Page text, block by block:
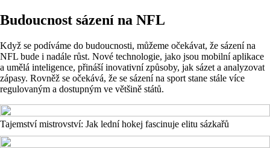
Budoucnost sázení na NFL
Když se podíváme do budoucnosti, můžeme očekávat, že sázení na
NFL bude i nadále růst. Nové technologie, jako jsou mobilní aplikace
a umělá inteligence, přináší inovativní způsoby, jak sázet a analyzovat
zápasy. Rovněž se očekává, že se sázení na sport stane stále více
regulovaným a dostupným ve většině států.
Tajemství mistrovství: Jak lední hokej fascinuje elitu sázkařů